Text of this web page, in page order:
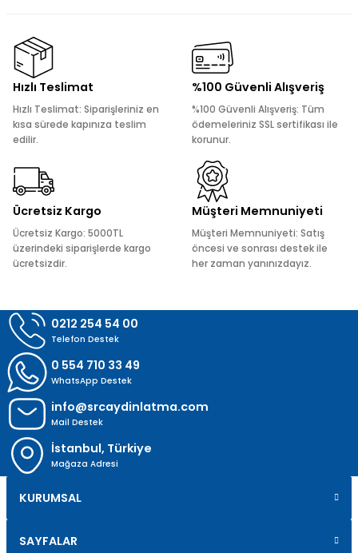
kullanarak tarafımıza iletebilirsiniz.
Görüş ve önerileriniz için teşekkür ederiz.
Ürün resmi kalitesiz, bozuk veya görüntülenemiyor.
Ürün bilgilerinde hatalar bulunuyor.
Ürün fiyatı diğer sitelerden daha pahalı.
Bu ürüne benzer farklı alternatifler olmalı.
Hızlı Teslimat
Hızlı Teslimat: Siparişleriniz en
kısa sürede kapınıza teslim
edilir.
%100 Güvenli Alışveriş
%100 Güvenli Alışveriş: Tüm
ödemeleriniz SSL sertifikası ile
korunur.
Ücretsiz Kargo
Ücretsiz Kargo: 5000TL
üzerindeki siparişlerde kargo
ücretsizdir.
Müşteri Memnuniyeti
Müşteri Memnuniyeti: Satış
öncesi ve sonrası destek ile
her zaman yanınızdayız.
0212 254 54 00
Telefon Destek
0 554 710 33 49
WhatsApp Destek
info@srcaydinlatma.com
Mail Destek
İstanbul, Türkiye
Mağaza Adresi
KURUMSAL
SAYFALAR